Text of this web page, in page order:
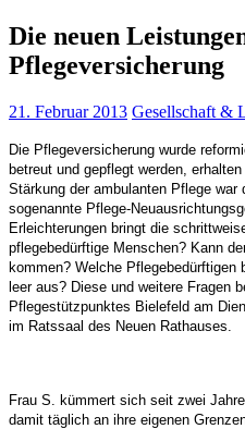
Die neuen
Pflegeversicherung
21. Februar 2013 Gesellschaft &
Die Pflegeversicherung wurde
betreut und gepflegt werden,
Stärkung der ambulanten Pflege
sogenannte Pflege-
Erleichterungen bringt die
pflegebedürftige Menschen? Kann
kommen? Welche Pflegebedürftigen
leer aus? Diese und weitere Fragen
Pflegestützpunktes Bielefeld am
im Ratssaal des Neuen Rathauses.
Frau S. kümmert sich seit zwei
damit täglich an ihre eigenen